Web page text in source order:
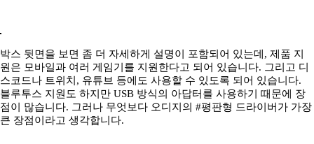
박스 뒷면을 보면 좀 더 자세하게 설명이 포함되어 있는데, 제품 지
원은 모바일과 여러 게임기를 지원한다고 되어 있습니다. 그리고 디
스코드나 트위치, 유튜브 등에도 사용할 수 있도록 되어 있습니다.
블루투스 지원도 하지만 USB 방식의 아답터를 사용하기 때문에 장
점이 많습니다. 그러나 무엇보다 오디지의 #평판형 드라이버가 가장
큰 장점이라고 생각합니다.